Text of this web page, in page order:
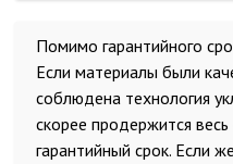
Помимо гарантийного
Если материалы были
соблюдена технология
скорее продержится
гарантийный срок. Если